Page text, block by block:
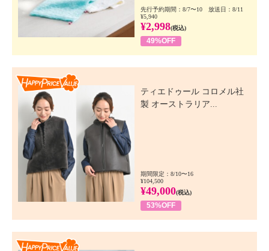
先行予約期間：8/7〜10 放送日：8/11
¥5,940
¥2,998(税込)
49%OFF
ティエドゥール コロメル社
製 オーストラリア...
期間限定：8/10〜16
¥104,500
¥49,000(税込)
53%OFF